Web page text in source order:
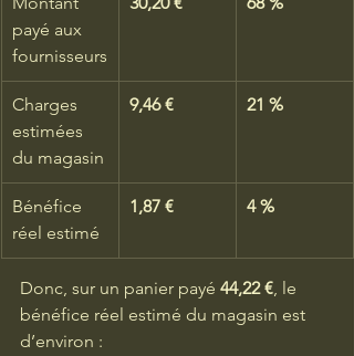
payé aux
fournisseurs
Charges
estimées
du magasin
9,46 € 21 %
Bénéfice
réel estimé
1,87 € 4 %
Donc, sur un panier payé 44,22 €, le
bénéfice réel estimé du magasin est
d’environ :